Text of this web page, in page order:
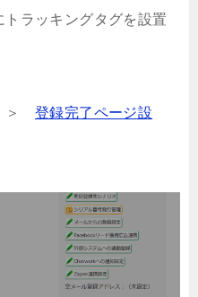
ラッキングタグを設置
＞ 登録完了ページ設